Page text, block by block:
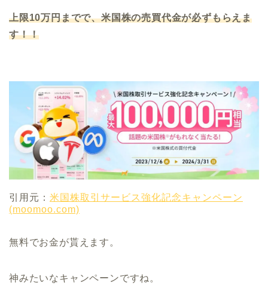
上限10万円までで、米国株の売買代金が必ずもらえま
す！！
引用元： 米国株取引サービス強化記念キャンペーン
(moomoo.com)
無料でお金が貰えます。
神みたいなキャンペーンですね。